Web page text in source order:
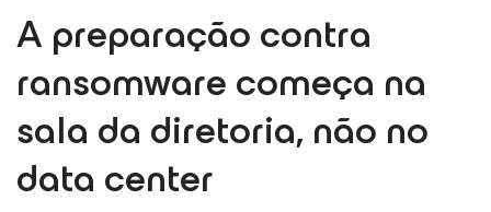
A preparação contra
ransomware começa na
sala da diretoria, não no
data center